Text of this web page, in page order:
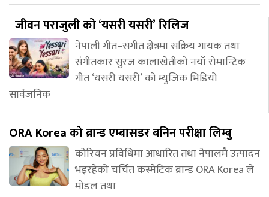
जीवन पराजुली को ‘यसरी यसरी’ रिलिज
नेपाली गीत–संगीत क्षेत्रमा सक्रिय गायक तथा
संगीतकार सुरज कालाखेतीको नयाँ रोमान्टिक
गीत ‘यसरी यसरी’ को म्युजिक भिडियो
सार्वजनिक
ORA Korea को ब्रान्ड एम्बासडर बनिन परीक्षा लिम्बु
कोरियन प्रविधिमा आधारित तथा नेपालमै उत्पादन
भइरहेको चर्चित कस्मेटिक ब्रान्ड ORA Korea ले
मोडल तथा